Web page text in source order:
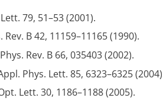
79, 51–53 (2001).
Rev. B 42, 11159–11165 (1990).
Phys. Rev. B 66, 035403 (2002).
Phys. Lett. 85, 6323–6325
Lett. 30, 1186–1188 (2005).